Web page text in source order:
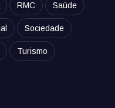
RMC Saúde
Sociedade
Turismo